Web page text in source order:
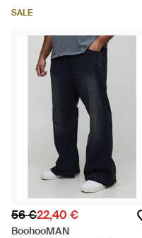
SALE
56 €22,40 €
BoohooMAN